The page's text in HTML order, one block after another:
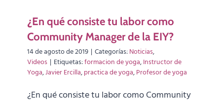
¿En qué consiste tu labor como
Community Manager de la EIY?
14 de agosto de 2019 | Categorías:Noticias,
Videos | Etiquetas:formacion de yoga,Instructor de
Yoga,Javier Ercilla,practica de yoga,Profesor de yoga
¿En qué consiste tu labor como Community